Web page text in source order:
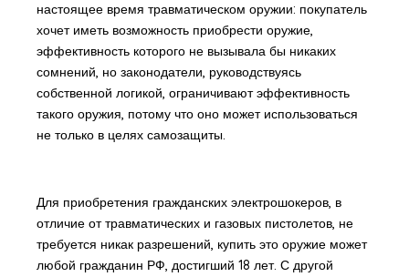
настоящее время травматическом оружии: покупатель
хочет иметь возможность приобрести оружие,
эффективность которого не вызывала бы никаких
сомнений, но законодатели, руководствуясь
собственной логикой, ограничивают эффективность
такого оружия, потому что оно может использоваться
не только в целях самозащиты.
Для приобретения гражданских электрошокеров, в
отличие от травматических и газовых пистолетов, не
требуется никак разрешений, купить это оружие может
любой гражданин РФ, достигший 18 лет. С другой